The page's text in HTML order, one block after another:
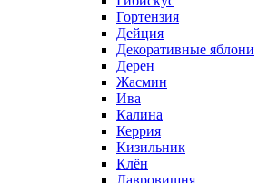
Гортензия
Дейция
Декоративные яблони
Дерен
Жасмин
Ива
Калина
Керрия
Кизильник
Клён
Лавровишня